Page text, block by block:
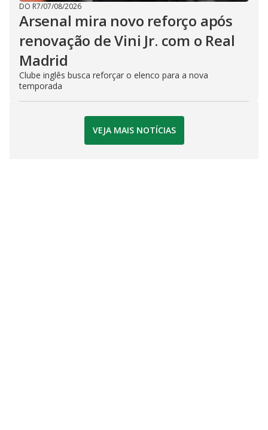
DO R7/07/08/2026
Arsenal mira novo reforço após
renovação de Vini Jr. com o Real
Madrid
Clube inglês busca reforçar o elenco para a nova
temporada
VEJA MAIS NOTÍCIAS